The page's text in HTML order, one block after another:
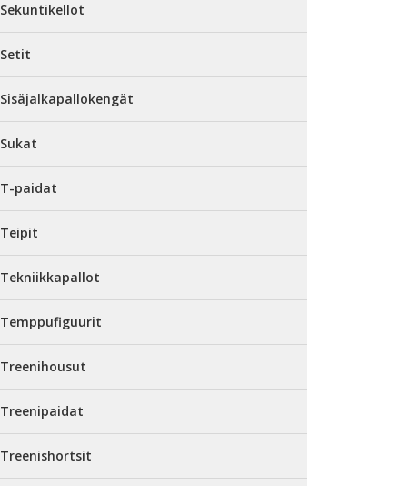
Sekuntikellot
Setit
Sisäjalkapallokengät
Sukat
T-paidat
Teipit
Tekniikkapallot
Temppufiguurit
Treenihousut
Treenipaidat
Treenishortsit